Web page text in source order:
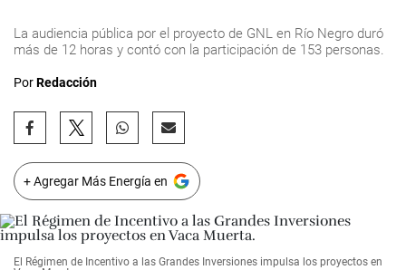
La audiencia pública por el proyecto de GNL en Río Negro duró
más de 12 horas y contó con la participación de 153 personas.
PorRedacción
+ Agregar Más Energía en
El Régimen de Incentivo a las Grandes Inversiones impulsa los proyectos en